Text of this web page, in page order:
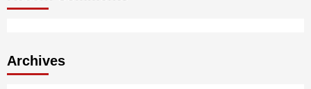
Archives